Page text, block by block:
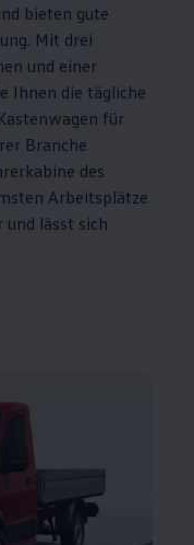
bieten gute
Mit drei
und einer
Ihnen die tägliche
Kastenwagen für
Branche
des
Arbeitsplätze
lässt sich